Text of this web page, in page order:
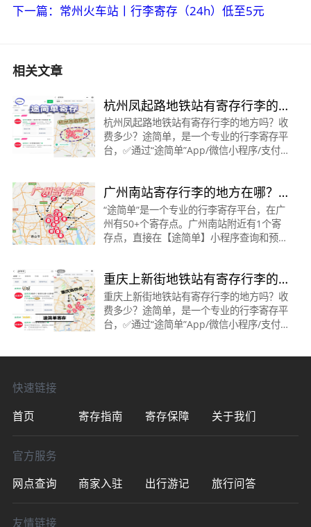
下一篇：常州火车站丨行李寄存（24h）低至5元
相关文章
杭州凤起路地铁站有寄存行李的
地方吗？收费多少？
杭州凤起路地铁站有寄存行李的地方吗？收
费多少？途简单，是一个专业的行李寄存平
台，✅通过“途简单”App/微信小程序/支付
寄存点时
广州南站寄存行李的地方在哪？
广州南寄存怎么收费？——途简
单
“途简单”是一个专业的行李寄存平台，在广
州有50+个寄存点。广州南站附近有1个寄
存点，直接在【途简单】小程序查询和预
铁石壁站C号口约4
重庆上新街地铁站有寄存行李的
地方吗？收费多少？
重庆上新街地铁站有寄存行李的地方吗？收
费多少？途简单，是一个专业的行李寄存平
台，✅通过“途简单”App/微信小程序/支付
快速链接
首页
寄存指南 寄存保障 关于我们
官方服务
网点查询
商家入驻 出行游记 旅行问答
友情链接